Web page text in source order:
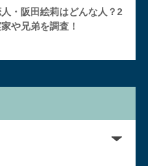
・阪田絵莉はどんな人？2
や兄弟を調査！